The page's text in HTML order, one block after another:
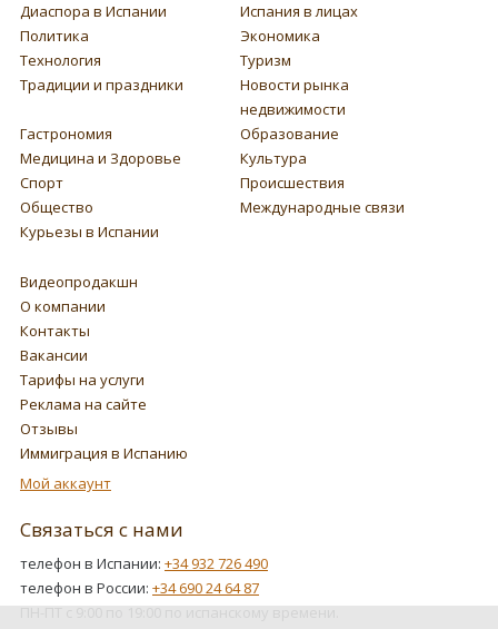
Диаспора в Испании
Испания в лицах
Политика
Экономика
Технология
Туризм
Традиции и праздники
Новости рынка
недвижимости
Гастрономия
Образование
Медицина и Здоровье
Культура
Спорт
Происшествия
Общество
Международные связи
Курьезы в Испании
Видеопродакшн
О компании
Контакты
Вакансии
Тарифы на услуги
Реклама на сайте
Отзывы
Иммиграция в Испанию
Мой аккаунт
Связаться с нами
телефон в Испании: +34 932 726 490
телефон в России: +34 690 24 64 87
ПН-ПТ с 9:00 по 19:00 по испанскому времени.